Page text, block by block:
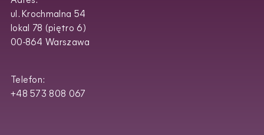
ul. Krochmalna 54
lokal 78 (piętro 6)
00-864 Warszawa
Telefon:
+48 573 808 067